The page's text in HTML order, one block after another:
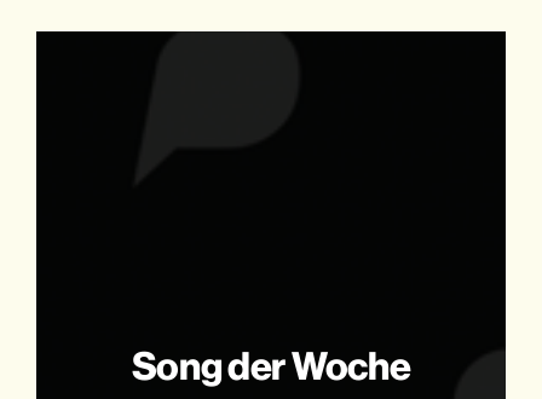
Song der Woche